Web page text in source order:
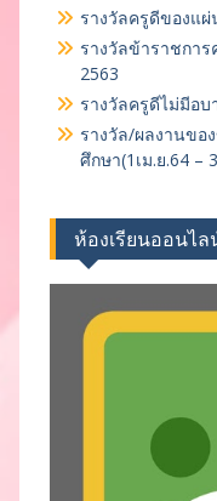
รางวัลครูดีของแ
รางวัลข้าราชกา
2563
รางวัลครูดีไม่มีอบ
รางวัล/ผลงานขอ
ศึกษา(1เม.ย.64 –
ห้องเรียนออนไล